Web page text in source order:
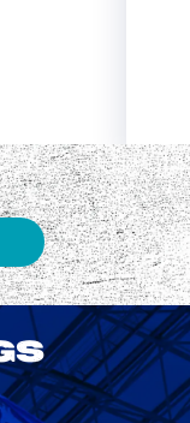
0 0 1
0 1
0 0 1
0 1
0 0 1